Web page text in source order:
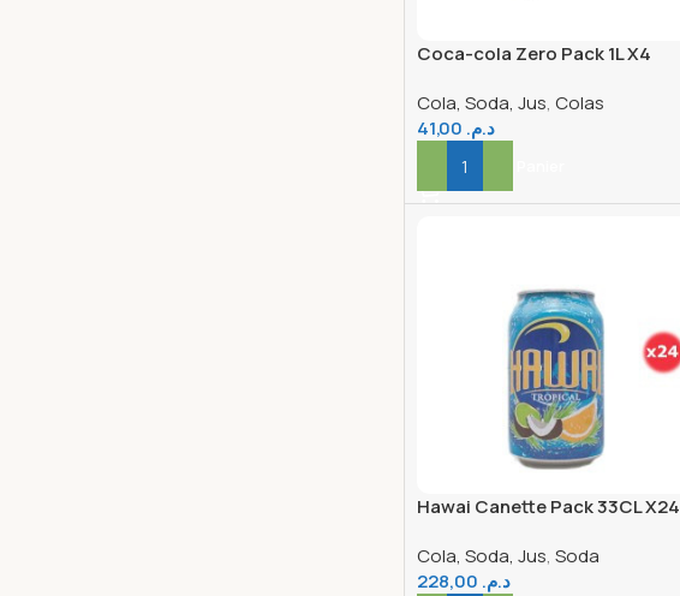
Coca-cola Zero Pack 1L X4
Cola, Soda, Jus, Colas
د.م.
Ajouter Au Panier
Hawai Canette Pack 33CL X24
Cola, Soda, Jus, Soda
د.م.